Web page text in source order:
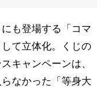
も登場する「コマ
て立体化。くじの
キャンペーンは、
なかった「等身大